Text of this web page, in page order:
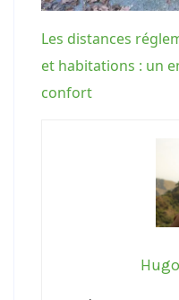
Les distances
et habitations : un
confort